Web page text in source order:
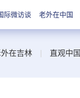
际微访谈 老外在中国
在吉林 直观中国